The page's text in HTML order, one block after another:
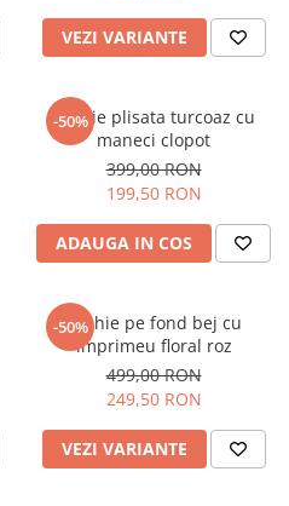
VEZI VARIANTE
-50%
Rochie plisata turcoaz cu
maneci clopot
399,00 RON
199,50 RON
ADAUGA IN COS
-50%
Rochie pe fond bej cu
imprimeu floral roz
499,00 RON
249,50 RON
VEZI VARIANTE